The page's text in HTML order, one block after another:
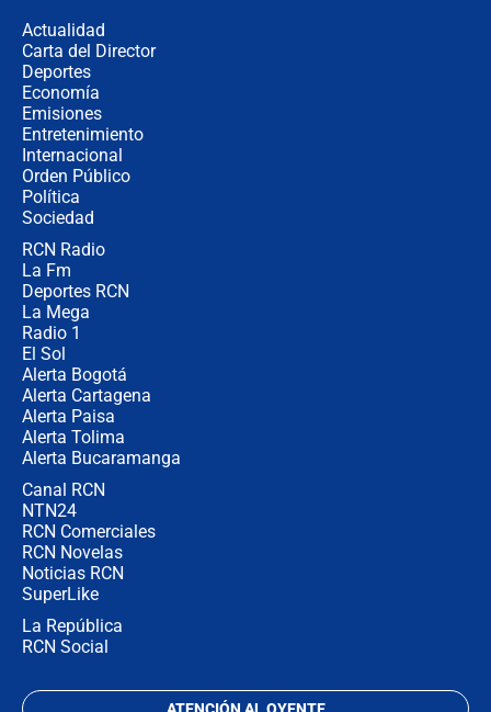
Actualidad
Carta del Director
Deportes
Economía
Emisiones
Entretenimiento
Internacional
Orden Público
Política
Sociedad
RCN Radio
La Fm
Deportes RCN
La Mega
Radio 1
El Sol
Alerta Bogotá
Alerta Cartagena
Alerta Paisa
Alerta Tolima
Alerta Bucaramanga
Canal RCN
NTN24
RCN Comerciales
RCN Novelas
Noticias RCN
SuperLike
La República
RCN Social